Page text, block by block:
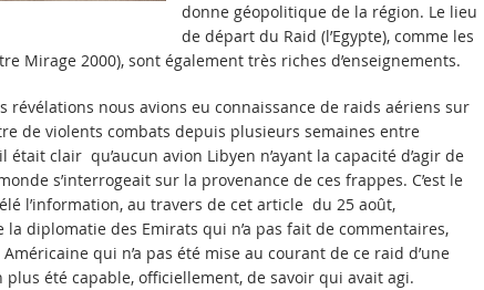
donne géopolitique de la région. Le lieu
de départ du Raid (l’Egypte), comme les
Mirage 2000), sont également très riches d’enseignements.
révélations nous avions eu connaissance de raids aériens sur
de violents combats depuis plusieurs semaines entre
était clair qu’aucun avion Libyen n’ayant la capacité d’agir de
s’interrogeait sur la provenance de ces frappes. C’est le
l’information, au travers de cet article du 25 août,
la diplomatie des Emirats qui n’a pas fait de commentaires,
qui n’a pas été mise au courant de ce raid d’une
plus été capable, officiellement, de savoir qui avait agi.